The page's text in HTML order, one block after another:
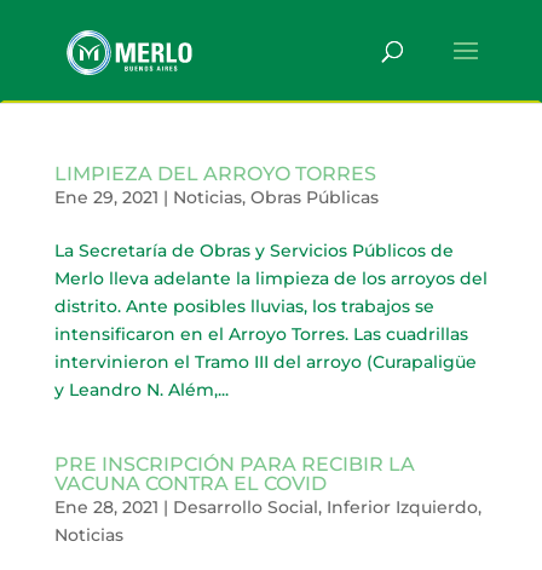
LIMPIEZA DEL ARROYO TORRES
Ene 29, 2021 | Noticias, Obras Públicas
La Secretaría de Obras y Servicios Públicos de
Merlo lleva adelante la limpieza de los arroyos del
distrito. Ante posibles lluvias, los trabajos se
intensificaron en el Arroyo Torres. Las cuadrillas
intervinieron el Tramo III del arroyo (Curapaligüe
y Leandro N. Além,...
PRE INSCRIPCIÓN PARA RECIBIR LA
VACUNA CONTRA EL COVID
Ene 28, 2021 | Desarrollo Social, Inferior Izquierdo,
Noticias